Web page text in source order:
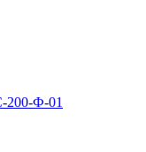
200-Ф-01